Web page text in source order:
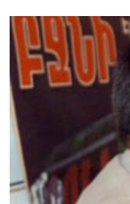
ՂԱՐԱԲԱՂ
ՊԱՏԵՐԱԶՄԻ 6
ՏԱՐԱԾԱՇՐՋԱՆ
ՄԻՋԱԶԳԱՅԻՆ
ՄՇԱԿՈՒՅԹ
ՍՊՈՐՏ